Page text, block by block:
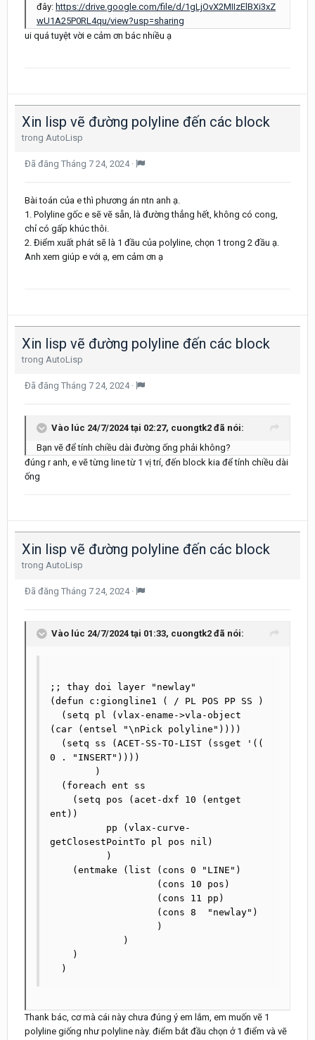
đây: https://drive.google.com/file/d/1gLjOvX2MIIzElBXi3xZ
wU1A25P0RL4qu/view?usp=sharing
ui quá tuyệt vời e cảm ơn bác nhiều ạ
Xin lisp vẽ đường polyline đến các block
trong AutoLisp
Đã đăng Tháng 7 24, 2024 ·
Bài toán của e thì phương án ntn anh ạ.
1. Polyline gốc e sẽ vẽ sẵn, là đường thẳng hết, không có cong,
chỉ có gấp khúc thôi.
2. Điểm xuất phát sẽ là 1 đầu của polyline, chọn 1 trong 2 đầu ạ.
Anh xem giúp e với ạ, em cảm ơn ạ
Xin lisp vẽ đường polyline đến các block
trong AutoLisp
Đã đăng Tháng 7 24, 2024 ·
Vào lúc 24/7/2024 tại 02:27, cuongtk2 đã nói:
Bạn vẽ để tính chiều dài đường ống phải không?
đúng r anh, e vẽ từng line từ 1 vị trí, đến block kia để tính chiều dài
ống
Xin lisp vẽ đường polyline đến các block
trong AutoLisp
Đã đăng Tháng 7 24, 2024 ·
Vào lúc 24/7/2024 tại 01:33, cuongtk2 đã nói:
;; thay doi layer "newlay"
(defun c:giongline1 ( / PL POS PP SS )
(car (entsel "\nPick polyline"))))
0 . "INSERT"))))
ent))
getClosestPointTo pl pos nil)
  )
Thank bác, cơ mà cái này chưa đúng ý em lắm, em muốn vẽ 1
polyline giống như polyline này. điểm bắt đầu chọn ở 1 điểm và vẽ